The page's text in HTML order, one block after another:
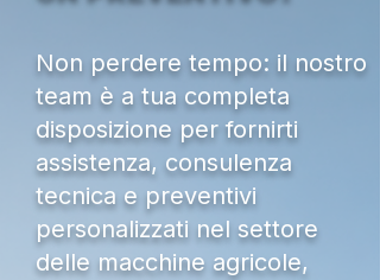
Non perdere tempo: il nostro
team è a tua completa
disposizione per fornirti
assistenza, consulenza
tecnica e preventivi
personalizzati nel settore
delle macchine agricole,